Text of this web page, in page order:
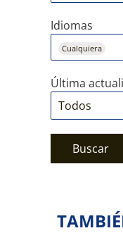
Idiomas
Cualquiera
Última
Buscar